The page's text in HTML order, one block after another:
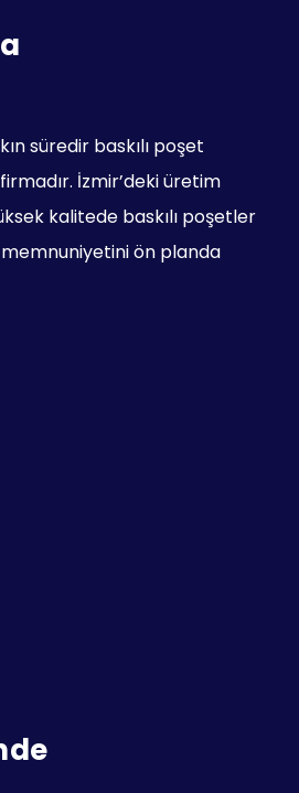
süredir baskılı poşet
İzmir’deki üretim
kalitede baskılı poşetler
ön planda